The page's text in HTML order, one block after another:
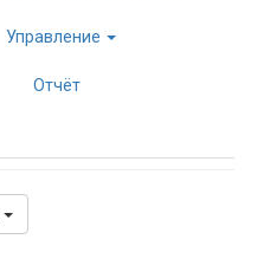
Управление
Отчёт